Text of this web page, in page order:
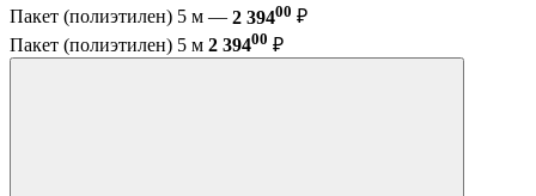
Пакет (полиэтилен) 5 м — 2 39400 ₽
Пакет (полиэтилен) 5 м 2 39400 ₽